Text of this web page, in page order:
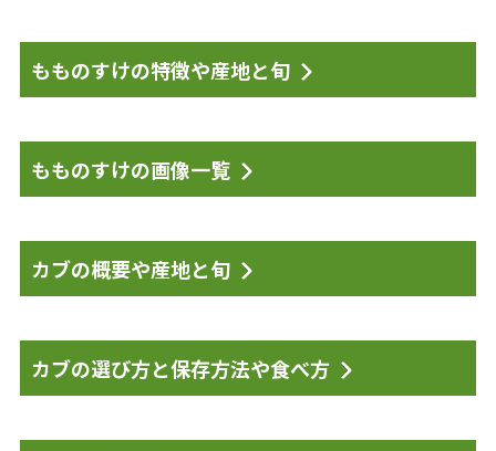
もものすけの特徴や産地と旬
もものすけの画像一覧
カブの概要や産地と旬
カブの選び方と保存方法や食べ方